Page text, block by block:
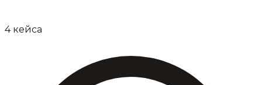
4 кейса